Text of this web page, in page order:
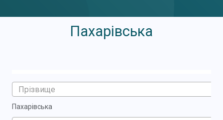
Пахарівська
Пахарівська